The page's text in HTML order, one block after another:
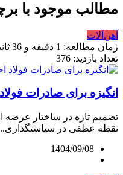
مطالب موجود با
آهن‌آلات
زمان مطالعه: 1 دقیقه و 36 ثانیه
تعداد بازدید: 376
انگیزه برای صادرات
تصمیم تازه در ساختار عرضه
نقطه عطفی در
1404/09/08